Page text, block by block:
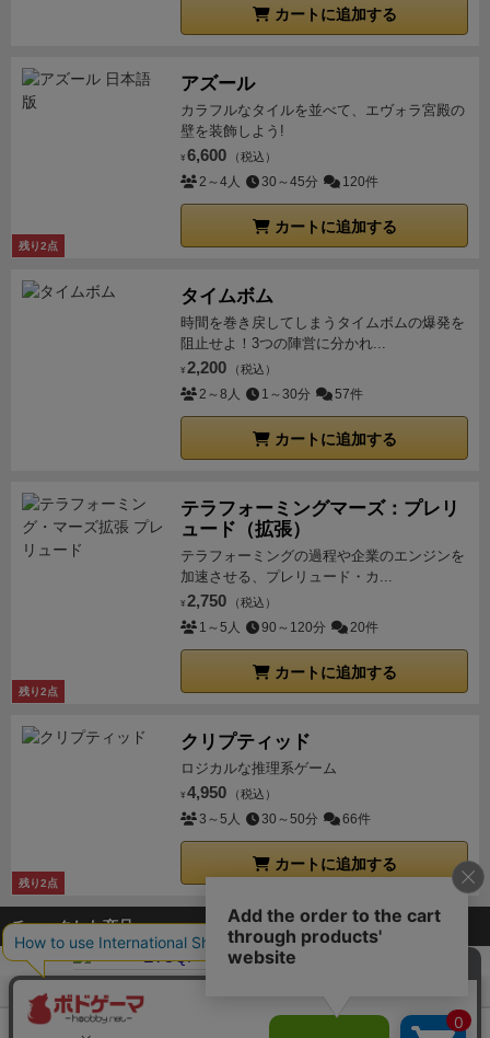
カートに追加する
残り2点
アズール
カラフルなタイルを並べて、エヴォラ宮殿の
壁を装飾しよう!
¥ 6,600 （税込）
2～4人 30～45分 120件
カートに追加する
タイムボム
時間を巻き戻してしまうタイムボムの爆発を
阻止せよ！3つの陣営に分かれ...
¥ 2,200 （税込）
2～8人 1～30分 57件
カートに追加する
残り2点
テラフォーミングマーズ：プレリ
ュード（拡張）
テラフォーミングの過程や企業のエンジンを
加速させる、プレリュード・カ...
¥ 2,750 （税込）
1～5人 90～120分 20件
カートに追加する
残り2点
クリプティッド
ロジカルな推理系ゲーム
¥ 4,950 （税込）
3～5人 30～50分 66件
カートに追加する
チェックした商品